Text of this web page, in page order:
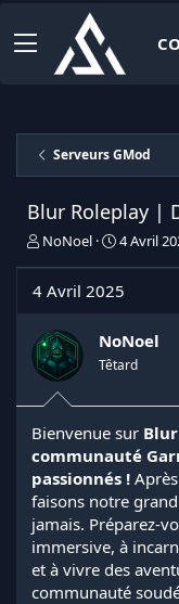
Serveurs GMod
Blur Roleplay |
I
t
a
t
e
u
d
e
l
a
d
i
s
c
u
NoNoel
D
e
e
é
t
4 Avril
4 Avril 2025
NoNoel
Têtard
Bienvenue sur
communauté
passionnés !
faisons notre
jamais. Préparez-
immersive, à
et à vivre des
communauté